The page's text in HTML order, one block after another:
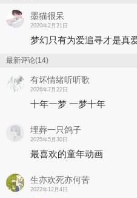
墨猫很呆
2020年2月21日
梦幻只有为爱追寻才是真
最新评论(14)
有坏情绪听听歌
2026年7月22日
十年一梦 一梦十年
埋葬一只鸽子
2025年5月30日
最喜欢的童年动画
生亦欢死亦何苦
2022年12月4日